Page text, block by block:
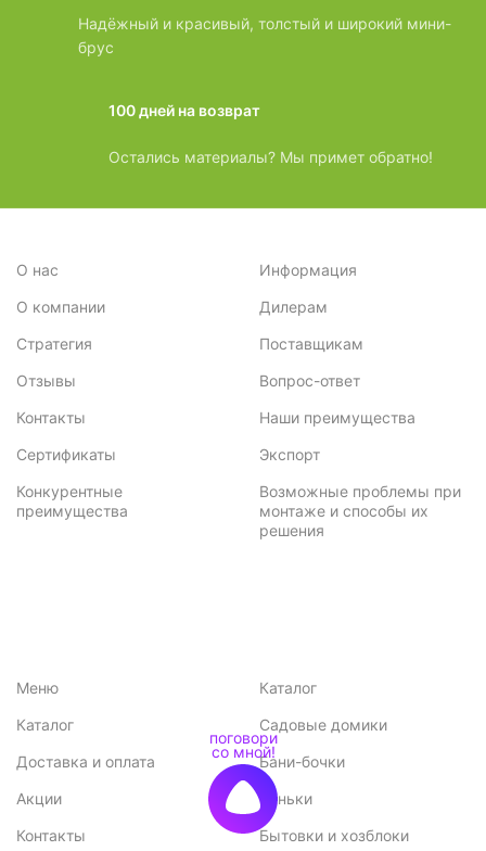
Надёжный и красивый, толстый и широкий мини-
брус
100 дней на возврат
Остались материалы? Мы примет обратно!
О нас
О компании
Стратегия
Отзывы
Контакты
Сертификаты
Конкурентные
преимущества
Информация
Дилерам
Поставщикам
Вопрос-ответ
Наши преимущества
Экспорт
Возможные проблемы при
монтаже и способы их
решения
Меню
Каталог
Доставка и оплата
Акции
Контакты
Каталог
Садовые домики
Бани-бочки
Баньки
Бытовки и хозблоки